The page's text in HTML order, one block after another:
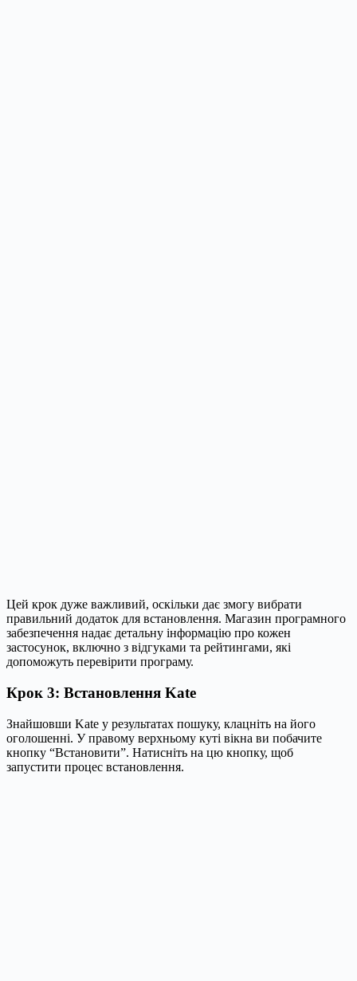
Цей крок дуже важливий, оскільки дає змогу вибрати
правильний додаток для встановлення. Магазин програмного
забезпечення надає детальну інформацію про кожен
застосунок, включно з відгуками та рейтингами, які
допоможуть перевірити програму.
Крок 3: Встановлення Kate
Знайшовши Kate у результатах пошуку, клацніть на його
оголошенні. У правому верхньому куті вікна ви побачите
кнопку “Встановити”. Натисніть на цю кнопку, щоб
запустити процес встановлення.